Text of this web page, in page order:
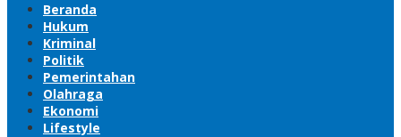
Beranda
Hukum
Kriminal
Politik
Pemerintahan
Olahraga
Ekonomi
Lifestyle